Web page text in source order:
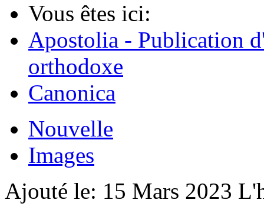
Vous êtes ici:
Apostolia - Publication
orthodoxe
Canonica
Nouvelle
Images
Ajouté le: 15 Mars 2023